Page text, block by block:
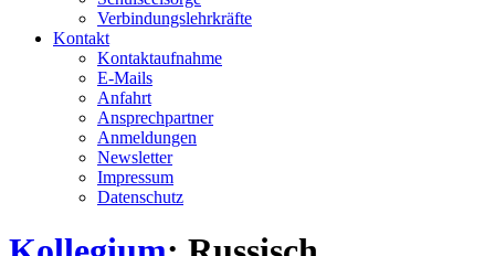
Verbindungslehrkräfte
Kontakt
Kontaktaufnahme
E-Mails
Anfahrt
Ansprechpartner
Anmeldungen
Newsletter
Impressum
Datenschutz